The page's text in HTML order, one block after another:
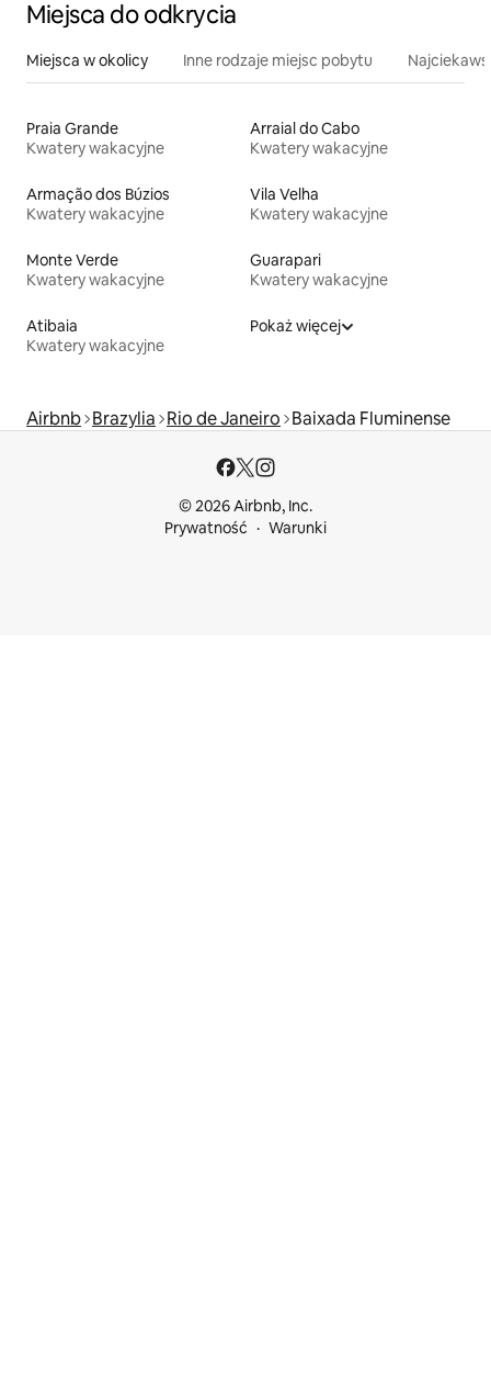
Miejsca do odkrycia
Miejsca w okolicy Inne rodzaje miejsc pobytu
Praia Grande
Kwatery wakacyjne
Arraial do Cabo
Kwatery wakacyjne
Armação dos Búzios
Kwatery wakacyjne
Vila Velha
Kwatery wakacyjne
Monte Verde
Kwatery wakacyjne
Guarapari
Kwatery wakacyjne
Atibaia
Kwatery wakacyjne
Pokaż więcej
Airbnb Brazylia Rio de Janeiro Baixada Fluminense
© 2026 Airbnb, Inc.
Prywatność
Warunki